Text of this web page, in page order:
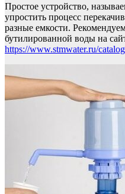
Простое устройство,
упростить процесс
разные емкости.
бутилированной воды на
https://www.stmwater.ru/